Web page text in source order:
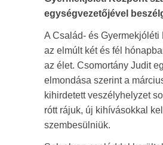
egységvezetőjével
A Család- és Gyermekjóléti
az elmúlt két és fél
az élet. Csomortány Judit
elmondása szerint a
kihirdetett veszélyhelyzet
rótt rájuk, új kihívásokkal
szembesülniük.